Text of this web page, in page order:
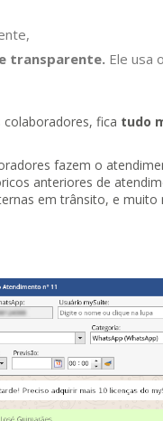
transparente. Ele usa
colaboradores, fica tudo
fazem o
anteriores de
em trânsito, e muito